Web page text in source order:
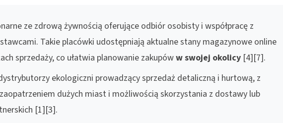
ze zdrową żywnością oferujące odbiór osobisty i współpracę z
Takie placówki udostępniają aktualne stany magazynowe online
sprzedaży, co ułatwia planowanie zakupóww swojej okolicy [4][7].
ekologiczni prowadzący sprzedaż detaliczną i hurtową, z
dużych miast i możliwością skorzystania z dostawy lub
[1][3].